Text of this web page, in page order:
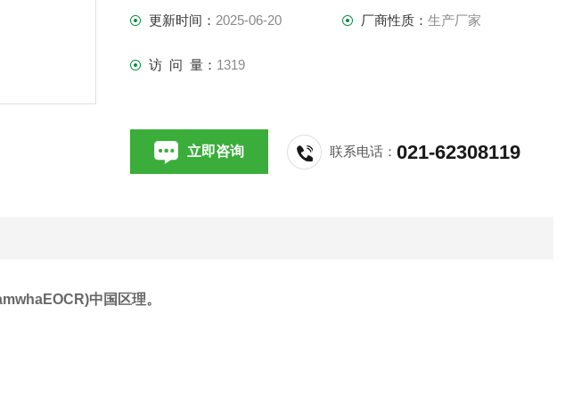
更新时间： 2025-06-20 厂商性质： 生产厂家
访 问 量： 1319
立即咨询 联系电话：021-62308119
中国区理。